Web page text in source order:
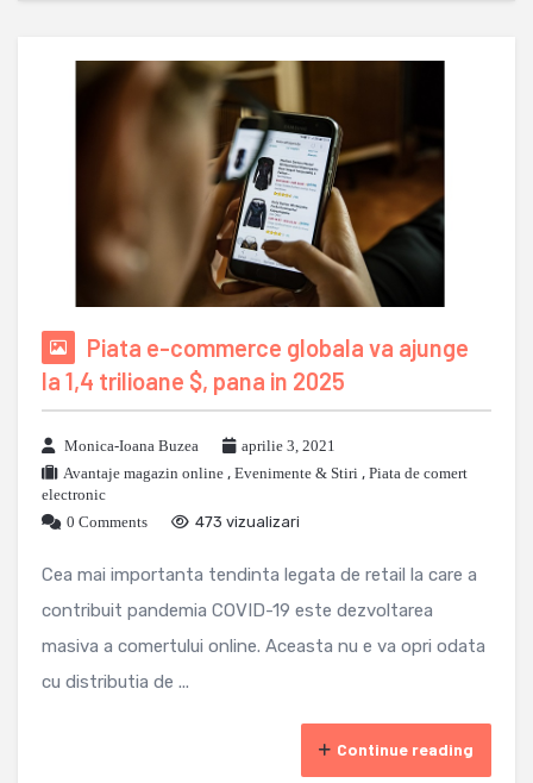
Piata e-commerce globala va ajunge
la 1,4 trilioane $, pana in 2025
Monica-Ioana Buzea
aprilie 3, 2021
Avantaje magazin online , Evenimente & Stiri , Piata de comert
electronic
0 Comments
473 vizualizari
Cea mai importanta tendinta legata de retail la care a
contribuit pandemia COVID-19 este dezvoltarea
masiva a comertului online. Aceasta nu e va opri odata
cu distributia de ...
Continue reading